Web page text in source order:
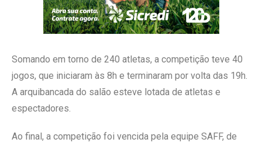
Somando em torno de 240 atletas, a competição teve 40
jogos, que iniciaram às 8h e terminaram por volta das 19h.
A arquibancada do salão esteve lotada de atletas e
espectadores.
Ao final, a competição foi vencida pela equipe SAFF, de